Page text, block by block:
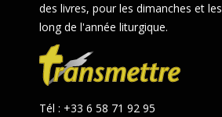
des livres, pour les dimanches et
long de l'année liturgique.
Tél : +33 6 58 71 92 95